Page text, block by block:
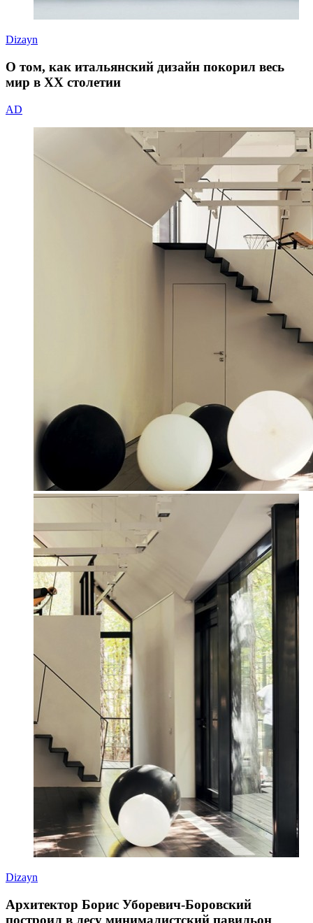
Dizayn
О том, как итальянский дизайн покорил весь
мир в ХХ столетии
AD
Dizayn
Архитектор Борис Уборевич-Боровский
построил в лесу минималистский павильон